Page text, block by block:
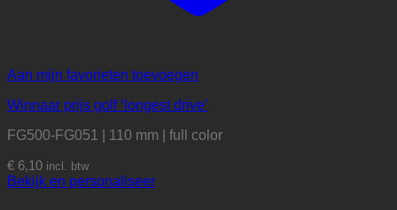
Aan mijn favorieten toevoegen
Winnaar prijs golf ‘longest drive’
FG500-FG051 | 110 mm | full color
€ 6,10 incl. btw
Bekijk en personaliseer